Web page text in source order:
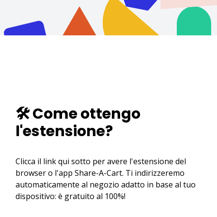
🛠️ Come ottengo
l'estensione?
Clicca il link qui sotto per avere l'estensione del
browser o l'app Share-A-Cart. Ti indirizzeremo
automaticamente al negozio adatto in base al tuo
dispositivo: è gratuito al 100%!